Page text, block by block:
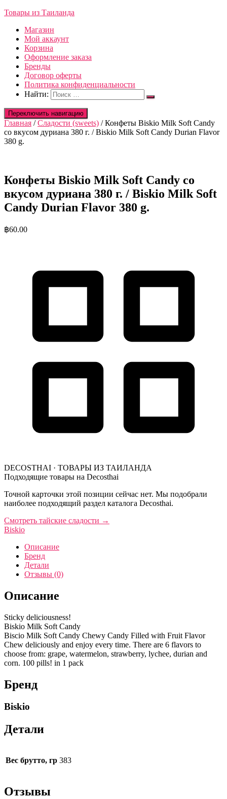
Товары из Таиланда
Магазин
Мой аккаунт
Корзина
Оформление заказа
Бренды
Договор оферты
Политика конфиденциальности
Найти:
Переключить навигацию
Главная /Сладости (sweets) / Конфеты Biskio Milk Soft Candy
со вкусом дуриана 380 г. / Biskio Milk Soft Candy Durian Flavor
380 g.
Конфеты Biskio Milk Soft Candy со
вкусом дуриана 380 г. / Biskio Milk Soft
Candy Durian Flavor 380 g.
฿60.00
DECOSTHAI · ТОВАРЫ ИЗ ТАИЛАНДА
Подходящие товары на Decosthai
Точной карточки этой позиции сейчас нет. Мы подобрали
наиболее подходящий раздел каталога Decosthai.
Смотреть тайские сладости →
Biskio
Описание
Бренд
Детали
Отзывы (0)
Описание
Sticky deliciousness!
Biskio Milk Soft Candy
Biscio Milk Soft Candy Chewy Candy Filled with Fruit Flavor
Chew deliciously and enjoy every time. There are 6 flavors to
choose from: grape, watermelon, strawberry, lychee, durian and
corn. 100 pills! in 1 pack
Бренд
Biskio
Детали
Вес брутто, гр 383
Отзывы